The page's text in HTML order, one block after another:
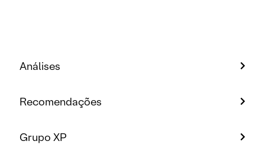
Análises
Recomendações
Grupo XP